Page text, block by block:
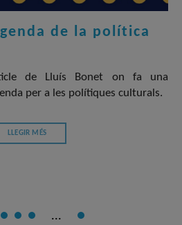
de la política
de Lluís Bonet on fa una
per a les polítiques culturals.
LLEGIR MÉS
...